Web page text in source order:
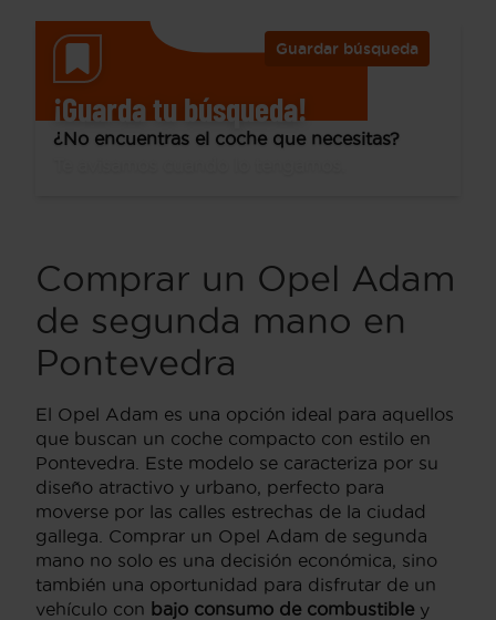
Guardar búsqueda
¡Guarda tu búsqueda!
¿No encuentras el coche que necesitas?
Comprar un Opel Adam
de segunda mano en
Pontevedra
El Opel Adam es una opción ideal para aquellos
que buscan un coche compacto con estilo en
Pontevedra. Este modelo se caracteriza por su
diseño atractivo y urbano, perfecto para
moverse por las calles estrechas de la ciudad
gallega. Comprar un Opel Adam de segunda
mano no solo es una decisión económica, sino
también una oportunidad para disfrutar de un
vehículo con bajo consumo de combustible y